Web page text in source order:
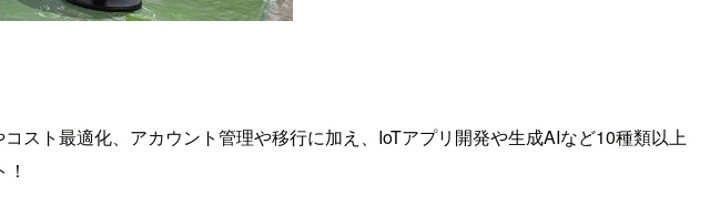
スト最適化、アカウント管理や移行に加え、IoTアプリ開発や生成AIなど10種類以上